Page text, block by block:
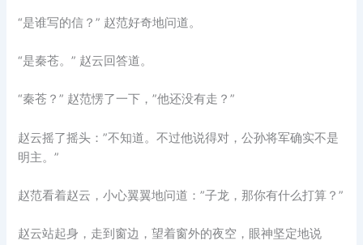
“是谁写的信？” 赵范好奇地问道。
“是秦苍。” 赵云回答道。
“秦苍？” 赵范愣了一下，”他还没有走？”
赵云摇了摇头：”不知道。不过他说得对，公孙将军确实不是
明主。”
赵范看着赵云，小心翼翼地问道：”子龙，那你有什么打算？”
赵云站起身，走到窗边，望着窗外的夜空，眼神坚定地说